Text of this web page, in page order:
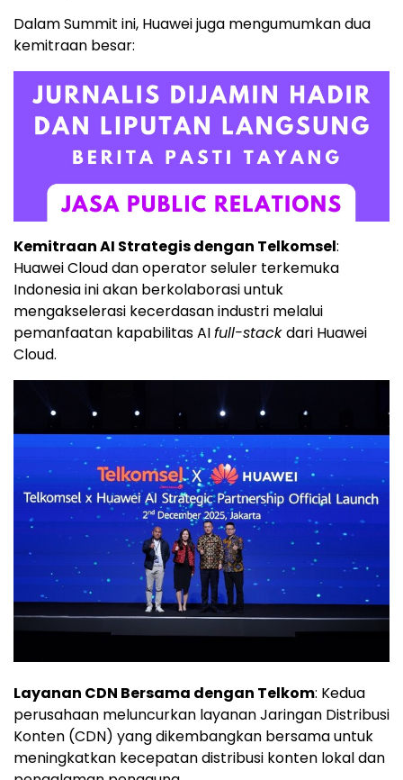
Dalam Summit ini, Huawei juga mengumumkan dua
kemitraan besar:
Kemitraan AI Strategis dengan Telkomsel:
Huawei Clouddan operator seluler terkemuka
Indonesia ini akan berkolaborasi untuk
mengakselerasi kecerdasan industri melalui
pemanfaatan kapabilitas AIfull-stackdari Huawei
Cloud.
Layanan CDN Bersama dengan Telkom: Kedua
perusahaan meluncurkan layanan Jaringan Distribusi
Konten (CDN) yang dikembangkan bersama untuk
meningkatkan kecepatan distribusi konten lokal dan